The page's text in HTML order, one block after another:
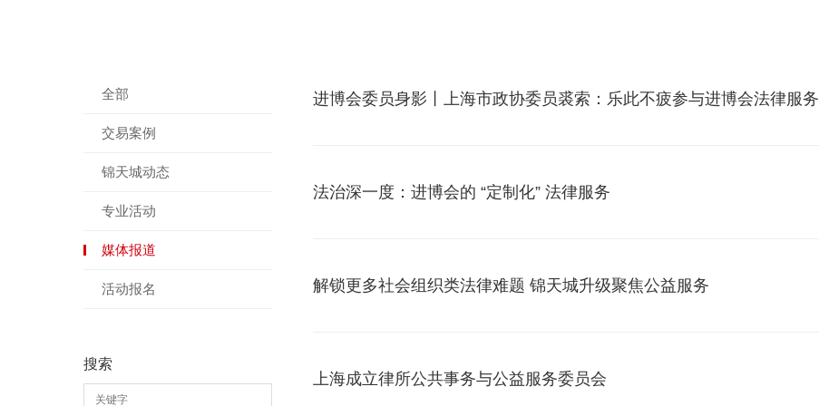
全部
交易案例
锦天城动态
专业活动
媒体报道
活动报名
搜索
进博会委员身影丨上海市政协委员裘索：乐此不疲参与进博会法律服务
法治深一度：进博会的 “定制化” 法律服务
解锁更多社会组织类法律难题 锦天城升级聚焦公益服务
上海成立律所公共事务与公益服务委员会